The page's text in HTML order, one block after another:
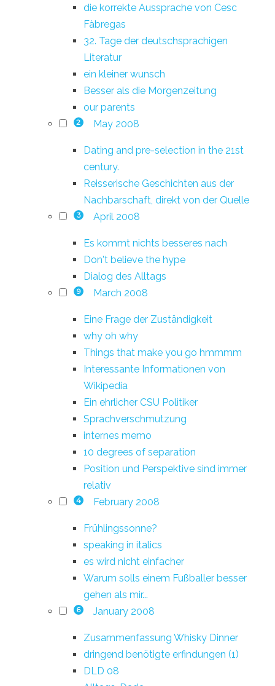
die korrekte Aussprache von Cesc
Fàbregas
32. Tage der deutschsprachigen
Literatur
ein kleiner wunsch
Besser als die Morgenzeitung
our parents
2 May 2008
Dating and pre-selection in the 21st
century.
Reisserische Geschichten aus der
Nachbarschaft, direkt von der Quelle
3 April 2008
Es kommt nichts besseres nach
Don't believe the hype
Dialog des Alltags
9 March 2008
Eine Frage der Zuständigkeit
why oh why
Things that make you go hmmmm
Interessante Informationen von
Wikipedia
Ein ehrlicher CSU Politiker
Sprachverschmutzung
internes memo
10 degrees of separation
Position und Perspektive sind immer
relativ
4 February 2008
Frühlingssonne?
speaking in italics
es wird nicht einfacher
Warum solls einem Fußballer besser
gehen als mir...
6 January 2008
Zusammenfassung Whisky Dinner
dringend benötigte erfindungen (1)
DLD 08